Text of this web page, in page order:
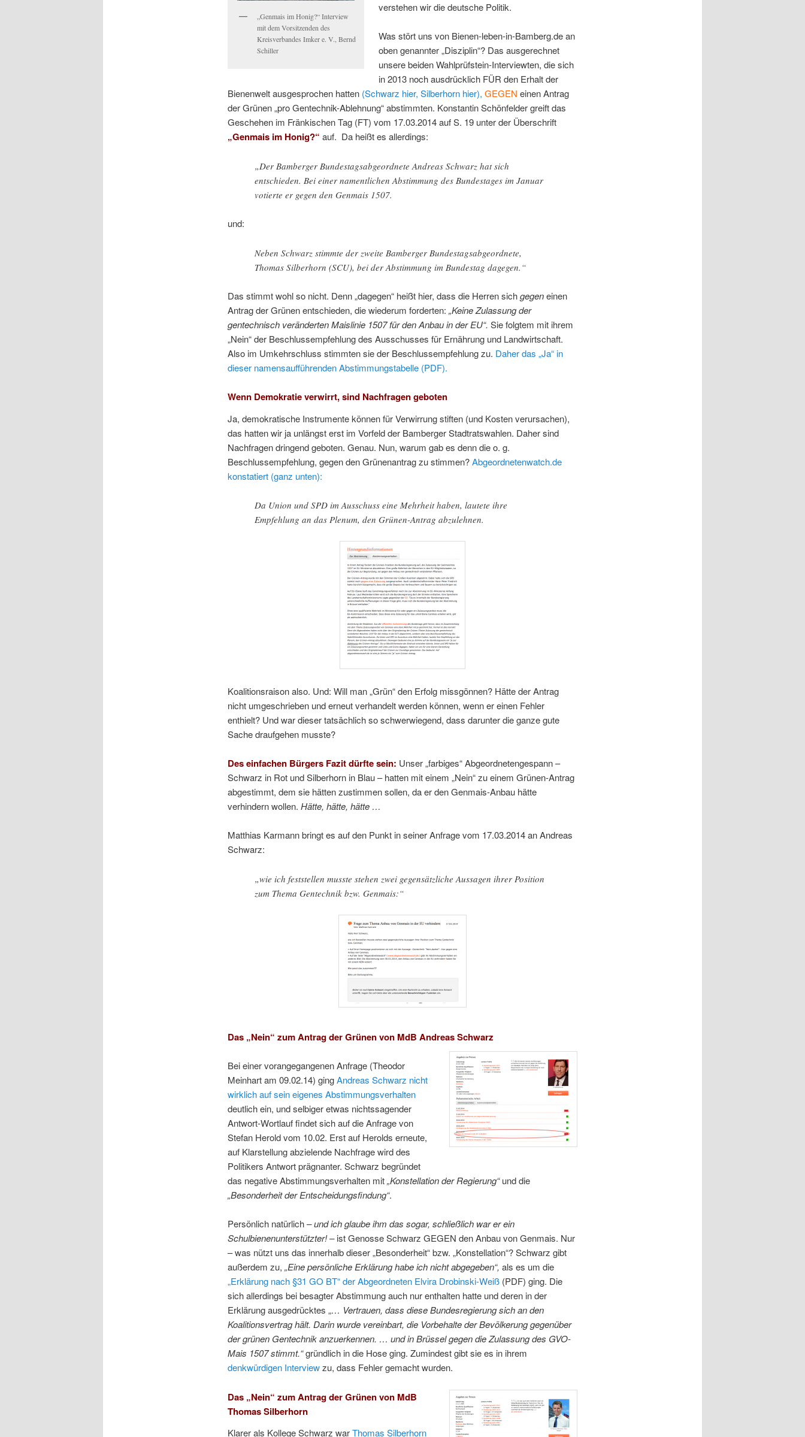
„Genmais im Honig?“ Interview
mit dem Vorsitzenden des
Kreisverbandes Imker e. V., Bernd
Schiller
verstehen wir die deutsche Politik.
Was stört uns von Bienen-leben-in-Bamberg.de an
oben genannter „Disziplin“? Das ausgerechnet
unsere beiden Wahlprüfstein-Interviewten, die sich
in 2013 noch ausdrücklich FÜR den Erhalt der
Bienenwelt ausgesprochen hatten (Schwarz hier, Silberhorn hier), GEGEN einen Antrag
der Grünen „pro Gentechnik-Ablehnung“ abstimmten. Konstantin Schönfelder greift das
Geschehen im Fränkischen Tag (FT) vom 17.03.2014 auf S. 19 unter der Überschrift
„Genmais im Honig?“ auf. Da heißt es allerdings:
„Der Bamberger Bundestagsabgeordnete Andreas Schwarz hat sich
entschieden. Bei einer namentlichen Abstimmung des Bundestages im Januar
votierte er gegen den Genmais 1507.
und:
Neben Schwarz stimmte der zweite Bamberger Bundestagsabgeordnete,
Thomas Silberhorn (SCU), bei der Abstimmung im Bundestag dagegen.“
Das stimmt wohl so nicht. Denn „dagegen“ heißt hier, dass die Herren sichgegeneinen
Antrag der Grünen entschieden, die wiederum forderten: „Keine Zulassung der
gentechnisch veränderten Maislinie 1507 für den Anbau in der EU“. Sie folgtem mit ihrem
„Nein“ der Beschlussempfehlung des Ausschusses für Ernährung und Landwirtschaft.
Also im Umkehrschluss stimmten sie der Beschlussempfehlung zu. Daher das „Ja“ in
dieser namensaufführenden Abstimmungstabelle (PDF).
Wenn Demokratie verwirrt, sind Nachfragen geboten
Ja, demokratische Instrumente können für Verwirrung stiften (und Kosten verursachen),
das hatten wir ja unlängst erst im Vorfeld der Bamberger Stadtratswahlen. Daher sind
Nachfragen dringend geboten. Genau. Nun, warum gab es denn die o. g.
Beschlussempfehlung, gegen den Grünenantrag zu stimmen?Abgeordnetenwatch.de
konstatiert (ganz unten):
Da Union und SPD im Ausschuss eine Mehrheit haben, lautete ihre
Empfehlung an das Plenum, den Grünen-Antrag abzulehnen.
Koalitionsraison also. Und: Will man „Grün“ den Erfolg missgönnen? Hätte der Antrag
nicht umgeschrieben und erneut verhandelt werden können, wenn er einen Fehler
enthielt? Und war dieser tatsächlich so schwerwiegend, dass darunter die ganze gute
Sache draufgehen musste?
Des einfachen Bürgers Fazit dürfte sein: Unser „farbiges“ Abgeordnetengespann –
Schwarz in Rot und Silberhorn in Blau – hatten mit einem „Nein“ zu einem Grünen-Antrag
abgestimmt, dem sie hätten zustimmen sollen, da er den Genmais-Anbau hätte
verhindern wollen. Hätte, hätte, hätte …
Matthias Karmann bringt es auf den Punkt in seiner Anfrage vom 17.03.2014 an Andreas
Schwarz:
„wie ich feststellen musste stehen zwei gegensätzliche Aussagen ihrer Position
zum Thema Gentechnik bzw. Genmais:“
Das „Nein“ zum Antrag der Grünen von MdB Andreas Schwarz
Bei einer vorangegangenen Anfrage (Theodor
Meinhart am 09.02.14) gingAndreas Schwarz nicht
wirklich auf sein eigenes Abstimmungsverhalten
deutlich ein, und selbiger etwas nichtssagender
Antwort-Wortlauf findet sich auf die Anfrage von
Stefan Herold vom 10.02. Erst auf Herolds erneute,
auf Klarstellung abzielende Nachfrage wird des
Politikers Antwort prägnanter. Schwarz begründet
das negative Abstimmungsverhalten mit„Konstellation der Regierung“und die
„Besonderheit der Entscheidungsfindung“.
Persönlich natürlich– und ich glaube ihm das sogar, schließlich war er ein
Schulbienenunterstützter! –ist Genosse Schwarz GEGEN den Anbau von Genmais. Nur
– was nützt uns das innerhalb dieser „Besonderheit“ bzw. „Konstellation“? Schwarz gibt
außerdem zu, „Eine persönliche Erklärung habe ich nicht abgegeben“, als es um die
„Erklärung nach §31 GO BT“ der Abgeordneten Elvira Drobinski-Weiß(PDF) ging. Die
sich allerdings bei besagter Abstimmung auch nur enthalten hatte und deren in der
Erklärung ausgedrücktes „… Vertrauen, dass diese Bundesregierung sich an den
Koalitionsvertrag hält. Darin wurde vereinbart, die Vorbehalte der Bevölkerung gegenüber
der grünen Gentechnik anzuerkennen. … und in Brüssel gegen die Zulassung des GVO-
Mais 1507 stimmt.“gründlich in die Hose ging. Zumindest gibt sie es in ihrem
denkwürdigen Interviewzu, dass Fehler gemacht wurden.
Das „Nein“ zum Antrag der Grünen von MdB
Thomas Silberhorn
Klarer als Kollege Schwarz warThomas Silberhorn